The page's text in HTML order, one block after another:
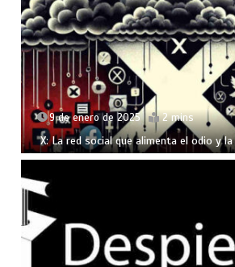
9 de enero de 2025 2 mins
X: La red social que alimenta el odio y